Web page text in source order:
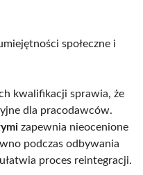
społeczne i
kwalifikacji sprawia, że
dla pracodawców.
zapewnia nieocenione
podczas odbywania
proces reintegracji.